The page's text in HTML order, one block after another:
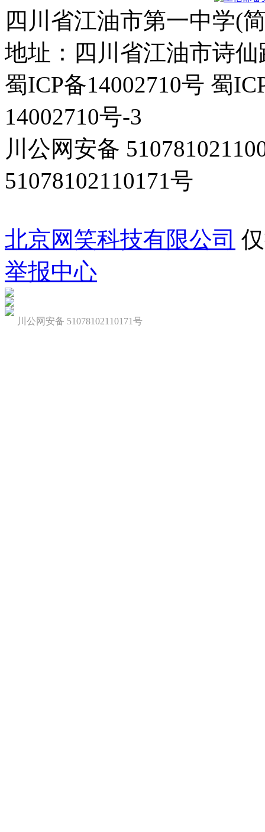
四川省江油市第一中学(
地址：四川省江油市诗仙
蜀ICP备14002710号 蜀
14002710号-3
川公网安备
51078102110171号
北京网笑科技有限公司
举报中心
川公网安备 51078102110171号